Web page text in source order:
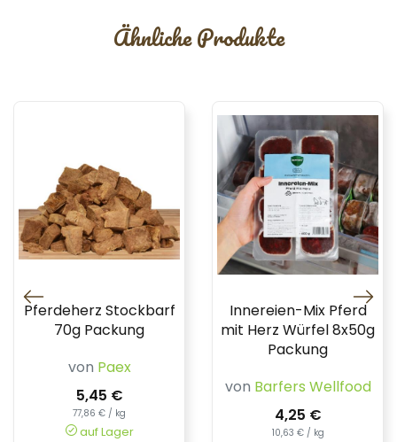
Ähnliche Produkte
Pferdeherz Stockbarf
70g Packung
von Paex
5,45 €
77,86 € / kg
auf Lager
Innereien-Mix Pferd
mit Herz Würfel 8x50g
Packung
von Barfers Wellfood
4,25 €
10,63 € / kg